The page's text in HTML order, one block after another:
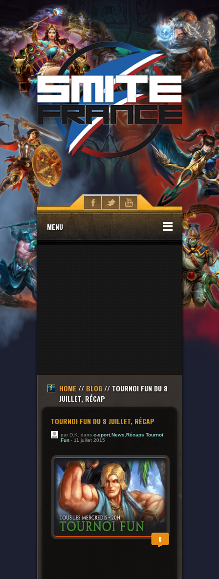
MENU
HOME // BLOG// TOURNOI FUN DU 8
JUILLET, RÉCAP
TOURNOI FUN DU 8 JUILLET, RÉCAP
par D.K. dans e-sport, News, Récaps Tournoi
Fun- 11 juillet 2015
0